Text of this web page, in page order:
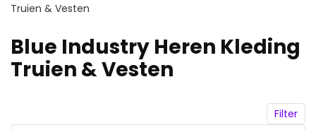
Truien & Vesten
Blue Industry Heren Kleding
Truien & Vesten
Filter